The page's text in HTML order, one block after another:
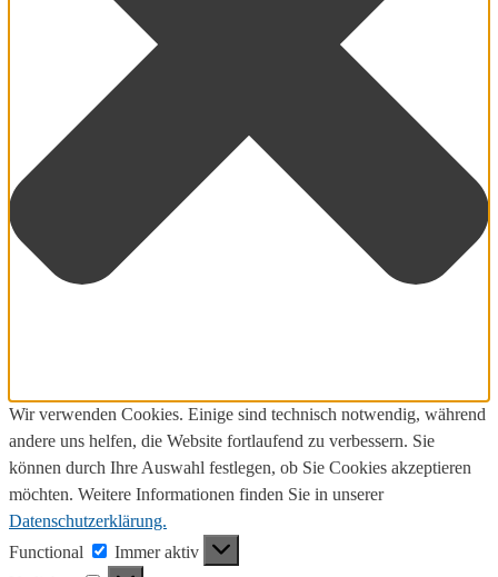
Wir verwenden Cookies. Einige sind technisch notwendig, während
andere uns helfen, die Website fortlaufend zu verbessern. Sie
können durch Ihre Auswahl festlegen, ob Sie Cookies akzeptieren
möchten. Weitere Informationen finden Sie in unserer
Datenschutzerklärung.
Functional
Functional
Immer aktiv